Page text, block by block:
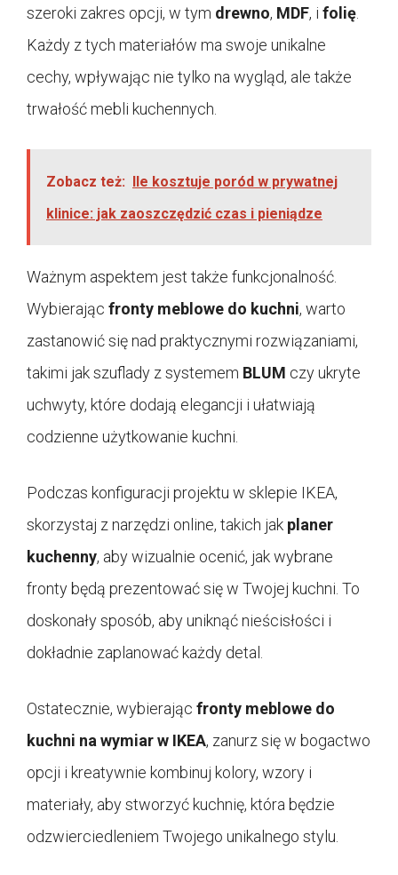
szeroki zakres opcji, w tym drewno, MDF, i folię
Każdy z tych materiałów ma swoje unikalne
cechy, wpływając nie tylko na wygląd, ale także
trwałość mebli kuchennych.
Zobacz też: Ile kosztuje poród w prywatnej
klinice: jak zaoszczędzić czas i pieniądze
Ważnym aspektem jest także funkcjonalność.
Wybierając fronty meblowe do kuchni, warto
zastanowić się nad praktycznymi rozwiązaniami,
takimi jak szuflady z systemem BLUM czy ukryte
uchwyty, które dodają elegancji i ułatwiają
codzienne użytkowanie kuchni.
Podczas konfiguracji projektu w sklepie IKEA,
skorzystaj z narzędzi online, takich jak planer
kuchenny, aby wizualnie ocenić, jak wybrane
fronty będą prezentować się w Twojej kuchni. To
doskonały sposób, aby uniknąć nieścisłości i
dokładnie zaplanować każdy detal.
Ostatecznie, wybierając fronty meblowe do
kuchni na wymiar w IKEA, zanurz się w bogactwo
opcji i kreatywnie kombinuj kolory, wzory i
materiały, aby stworzyć kuchnię, która będzie
odzwierciedleniem Twojego unikalnego stylu.